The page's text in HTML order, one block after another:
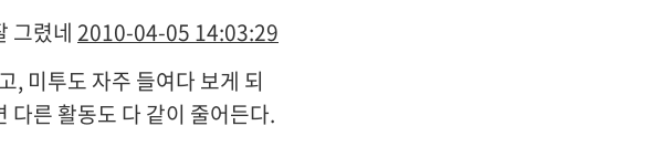
그렸네 2010-04-05 14:03:29
, 미투도 자주 들여다 보게 되
다른 활동도 다 같이 줄어든다.